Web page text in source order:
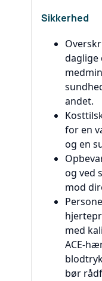
Sikkerhed
daglige
andet.
for en
og en
og ved
mod
med
ACE-
bør